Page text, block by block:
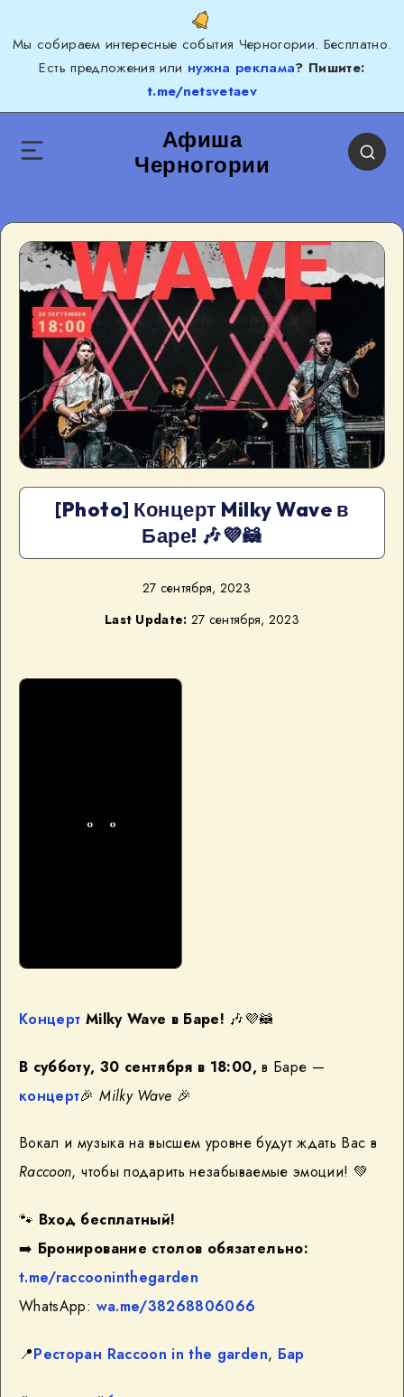
Мы собираем интересные события Черногории. Бесплатно.
Есть предложения или нужна реклама? Пишите:
t.me/netsvetaev
Афиша
Черногории
[Photo] Концерт Milky Wave в
Баре! 🎶💜🦝
27 сентября, 2023
Last Update: 27 сентября, 2023
Концерт Milky Wave в Баре! 🎶💜🦝
В субботу, 30 сентября в 18:00,в Баре —
концерт🎉Milky Wave 🎉
Вокал и музыка на высшем уровне будут ждать Вас в
Raccoon, чтобы подарить незабываемые эмоции! 💚
🐾 Вход бесплатный!
➡️ Бронирование столов обязательно:
t.me/raccooninthegarden
WhatsApp: wa.me/38268806066
📍Ресторан Raccoon in the garden, Бар